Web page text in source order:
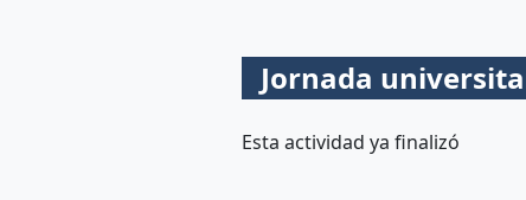
Jornada
Esta actividad ya finalizó